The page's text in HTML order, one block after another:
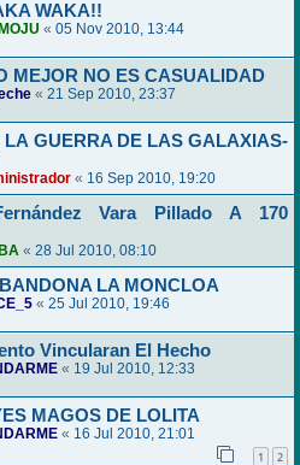
WAKA!!
« 05 Nov 2010, 13:44
MEJOR NO ES CASUALIDAD
« 21 Sep 2010, 23:37
LA GUERRA DE LAS GALAXIAS-
« 16 Sep 2010, 19:20
Vara Pillado A 170
« 28 Jul 2010, 08:10
LA MONCLOA
« 25 Jul 2010, 19:46
Vincularan El Hecho
« 19 Jul 2010, 12:33
MAGOS DE LOLITA
« 16 Jul 2010, 21:01
1 2